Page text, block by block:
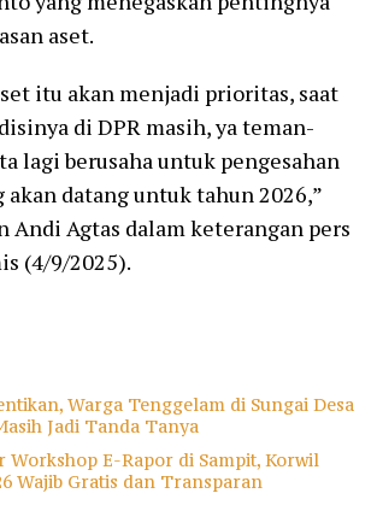
aset.
itu akan menjadi prioritas, saat
di DPR masih, ya teman-
lagi berusaha untuk pengesahan
akan datang untuk tahun 2026,”
Andi Agtas dalam keterangan pers
(4/9/2025).
Warga Tenggelam di Sungai Desa
Jadi Tanda Tanya
Workshop E-Rapor di Sampit, Korwil
Wajib Gratis dan Transparan